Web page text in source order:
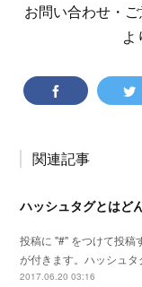
お問い合わせ・
よ
関連記事
ハッシュタグとはど
投稿に "#" をつけて投稿
が付きます。ハッシュ
2017.06.20 03:16